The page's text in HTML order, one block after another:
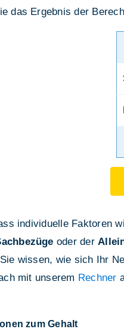
das Ergebnis der
individuelle Faktoren
oder der
wissen, wie sich Ihr
mit unserem Rechner
zum Gehalt